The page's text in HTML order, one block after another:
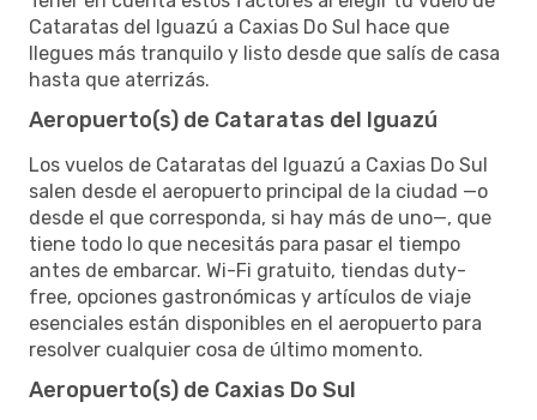
Cataratas del Iguazú a Caxias Do Sul hace que
llegues más tranquilo y listo desde que salís de casa
hasta que aterrizás.
Aeropuerto(s) de Cataratas del Iguazú
Los vuelos de Cataratas del Iguazú a Caxias Do Sul
salen desde el aeropuerto principal de la ciudad —o
desde el que corresponda, si hay más de uno—, que
tiene todo lo que necesitás para pasar el tiempo
antes de embarcar. Wi-Fi gratuito, tiendas duty-
free, opciones gastronómicas y artículos de viaje
esenciales están disponibles en el aeropuerto para
resolver cualquier cosa de último momento.
Aeropuerto(s) de Caxias Do Sul